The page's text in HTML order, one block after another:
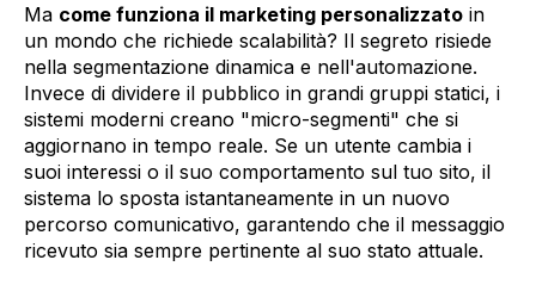
Ma come funziona il marketing personalizzato in
un mondo che richiede scalabilità? Il segreto risiede
nella segmentazione dinamica e nell'automazione.
Invece di dividere il pubblico in grandi gruppi statici, i
sistemi moderni creano "micro-segmenti" che si
aggiornano in tempo reale. Se un utente cambia i
suoi interessi o il suo comportamento sul tuo sito, il
sistema lo sposta istantaneamente in un nuovo
percorso comunicativo, garantendo che il messaggio
ricevuto sia sempre pertinente al suo stato attuale.